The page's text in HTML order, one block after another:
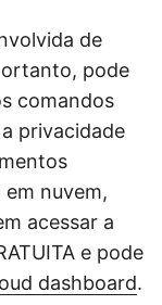
de
pode
comandos
privacidade
nuvem,
acessar a
e pode
dashboard.